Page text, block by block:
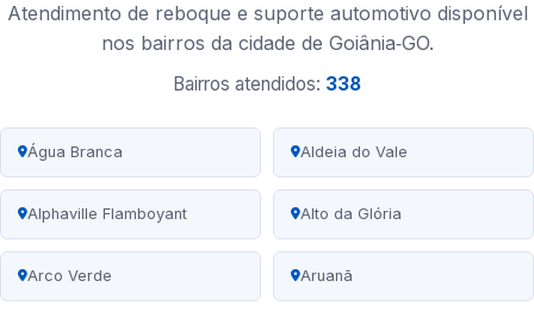
Atendimento de reboque e suporte automotivo disponível
nos bairros da cidade de Goiânia‑GO.
Bairros atendidos: 338
Água Branca Aldeia do Vale
Alphaville Flamboyant Alto da Glória
Arco Verde Aruanã